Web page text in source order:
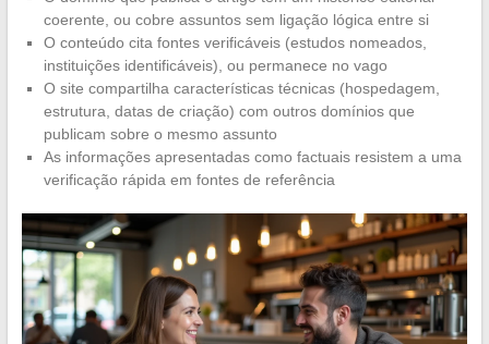
coerente, ou cobre assuntos sem ligação lógica entre si
O conteúdo cita fontes verificáveis (estudos nomeados,
instituições identificáveis), ou permanece no vago
O site compartilha características técnicas (hospedagem,
estrutura, datas de criação) com outros domínios que
publicam sobre o mesmo assunto
As informações apresentadas como factuais resistem a uma
verificação rápida em fontes de referência